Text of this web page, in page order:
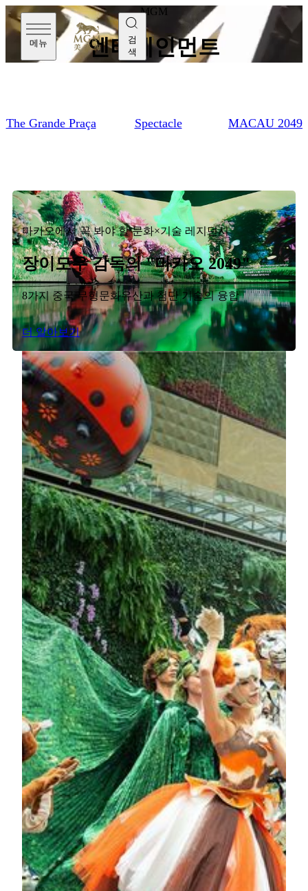
메뉴
검
색
MGM
엔터테인먼트
The Grande Praça Spectacle MACAU 2049
마카오에서 꼭 봐야 할 문화×기술 레지던시
장이모우 감독의 "마카오 2049"
8가지 중국 무형문화유산과 첨단 기술의 융합
더 알아보기
Museum Encounter - The Tang Story
POLY MGM MUSEUM에 들어서는 순간, 단순한 역사
관람을 넘어 찬란했던 당나라의 전설 속으로 걸어 들어
가는 시간 여행이 시작됩니다.
더 알아보기
매커니컬 플리핑 매트릭스 키네틱 아
트 인스톨레이션
이 설치 작품의 원형은 레지던시 공연 Macau 2049으로
부터 탄생했습니다. 약 1년에 걸친 정교한 설계와 다듬
질 끝에 탄생한 이 “사자”는 고대 중국의 옥 공예, 이집
트 조각상, 그리고 현대의 픽셀 미학 등 전 세계의 다양
한 문화적 요소를 미세한 부분까지 섬세하게 융합해 낸
결과물입니다. 3,988개의 ‘골드 브릭’ 픽셀로 구성되어
있으며, 첨단 제어 시스템과 데이터 프로그래밍을 통해
각 픽셀이 유기적으로 뒤집히는 정교한 기계적 움직임
(Mechanical Flipping)을 구현합니다.
더 알아보기
Garden Wonderland at Spectacle
An enchanting forest hidden inside the hotel awakens four
times a day. As the music begins, the bustling Spectacle at
MGM COTAI is no longer a static indoor space. Dainty
fairies and magical creatures emerge from the crowd and
dance gracefully, as the “Garden Wonderland” celebration